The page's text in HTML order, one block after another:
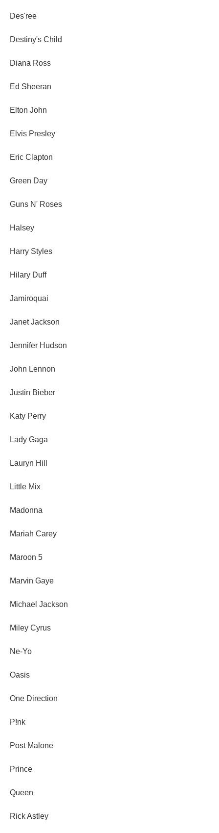
Des'ree
Destiny's Child
Diana Ross
Ed Sheeran
Elton John
Elvis Presley
Eric Clapton
Green Day
Guns N' Roses
Halsey
Harry Styles
Hilary Duff
Jamiroquai
Janet Jackson
Jennifer Hudson
John Lennon
Justin Bieber
Katy Perry
Lady Gaga
Lauryn Hill
Little Mix
Madonna
Mariah Carey
Maroon 5
Marvin Gaye
Michael Jackson
Miley Cyrus
Ne-Yo
Oasis
One Direction
P!nk
Post Malone
Prince
Queen
Rick Astley